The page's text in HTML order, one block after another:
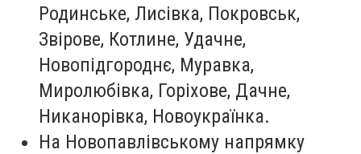
Родинське, Лисівка, Покровськ,
Звірове, Котлине, Удачне,
Новопідгороднє, Муравка,
Миролюбівка, Горіхове, Дачне,
Никанорівка, Новоукраїнка.
На Новопавлівському напрямку